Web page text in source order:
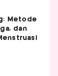
Metode
dan